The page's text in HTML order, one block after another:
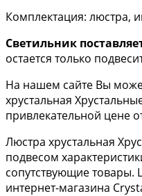
Комплектация: люстра,
Светильник
остается только
На нашем сайте Вы
хрустальная
привлекательной цене
Люстра хрустальная
подвесом
сопутствующие
интернет-магазина